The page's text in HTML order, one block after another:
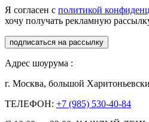
Я согласен с политикой
хочу получать рекламную
подписаться на рассылку
Адрес шоурума :
г. Москва, большой
ТЕЛЕФОН: +7 (985) 530-40-84